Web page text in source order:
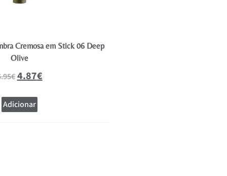
Cremosa em Stick 06 Deep
Olive
€4.87€
Adicionar